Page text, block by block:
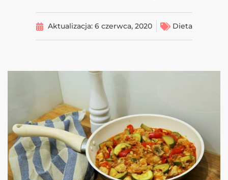
Aktualizacja: 6 czerwca, 2020 Dieta